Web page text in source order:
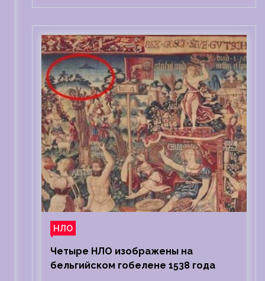
НЛО
Четыре НЛО изображены на
бельгийском гобелене 1538 года